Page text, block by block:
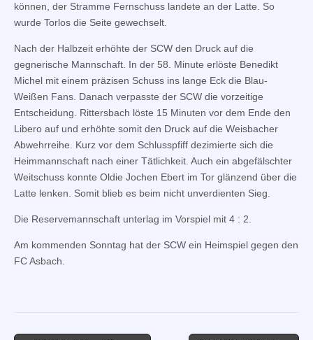
können, der Stramme Fernschuss landete an der Latte. So
wurde Torlos die Seite gewechselt.
Nach der Halbzeit erhöhte der SCW den Druck auf die
gegnerische Mannschaft. In der 58. Minute erlöste Benedikt
Michel mit einem präzisen Schuss ins lange Eck die Blau-
Weißen Fans. Danach verpasste der SCW die vorzeitige
Entscheidung. Rittersbach löste 15 Minuten vor dem Ende den
Libero auf und erhöhte somit den Druck auf die Weisbacher
Abwehrreihe. Kurz vor dem Schlusspfiff dezimierte sich die
Heimmannschaft nach einer Tätlichkeit. Auch ein abgefälschter
Weitschuss konnte Oldie Jochen Ebert im Tor glänzend über die
Latte lenken. Somit blieb es beim nicht unverdienten Sieg.
Die Reservemannschaft unterlag im Vorspiel mit 4 : 2.
Am kommenden Sonntag hat der SCW ein Heimspiel gegen den
FC Asbach.